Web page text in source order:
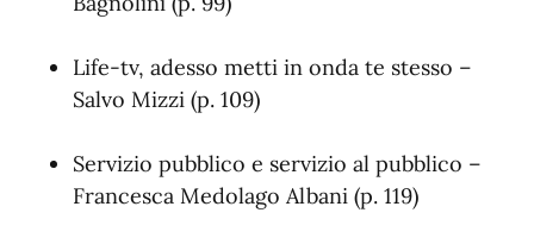
Life-tv, adesso metti in onda te stesso –
Salvo Mizzi (p. 109)
Servizio pubblico e servizio al pubblico –
Francesca Medolago Albani (p. 119)